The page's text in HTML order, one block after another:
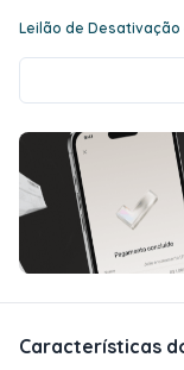
Leilão de Desativação
Características